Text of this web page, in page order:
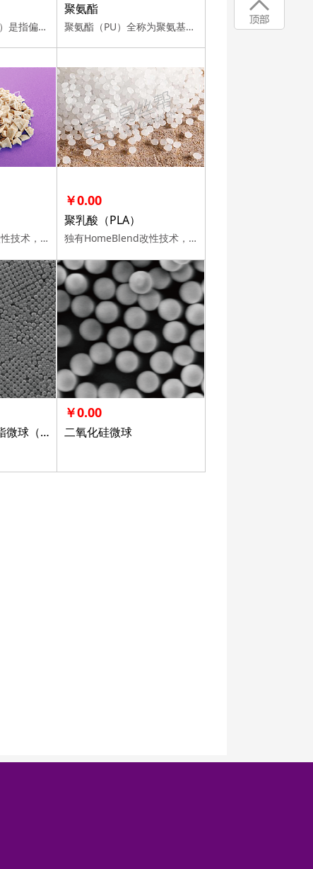
聚偏氟乙烯（PVDF）是指偏氟乙烯均聚物或者偏氟乙烯与其他少量含氟乙烯基单体的共聚物，化学结构中以C—F化合键结合，这种具有短键性质的结构与H形成稳定的、牢固的结合，因而分子内键能强，表现出良好的耐化学腐蚀性、耐高温性、耐氧化性、耐候性、耐射线辐射性能外，还具有压电性、介电性、热电性等特殊性能。
聚氨酯
聚氨酯（PU）全称为聚氨基甲酸酯，是主链上含有重复氨基甲酸酯基团的大分子化合物的统称。
独有HomeBlend改性技术，100%电纺工艺相容验证，十余年客户信赖，多规格可选。
￥0.00
聚乳酸（PLA）
独有HomeBlend改性技术，100%电纺工艺相容验证，十余年客户信赖，多规格可选。
聚甲基丙烯酸甲酯微球（PMMA 微球）
￥0.00
二氧化硅微球